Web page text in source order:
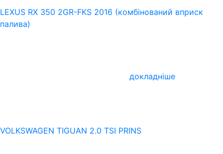
LEXUS RX 350 2GR-FKS 2016 (комбінований вприск
палива)
докладніше
VOLKSWAGEN TIGUAN 2.0 TSI PRINS